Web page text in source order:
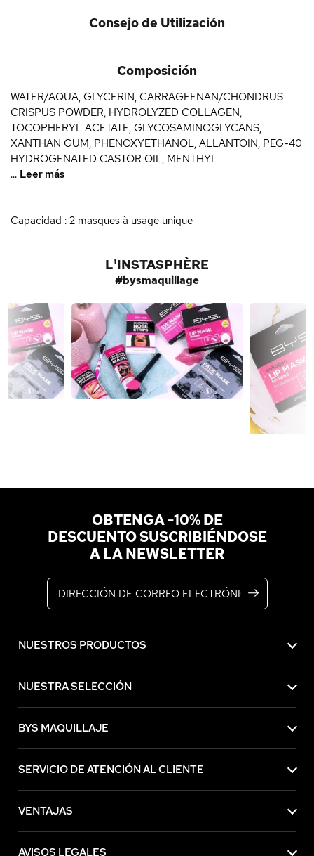
Consejo de Utilización
Composición
WATER/AQUA, GLYCERIN, CARRAGEENAN/CHONDRUS
CRISPUS POWDER, HYDROLYZED COLLAGEN,
TOCOPHERYL ACETATE, GLYCOSAMINOGLYCANS,
XANTHAN GUM, PHENOXYETHANOL, ALLANTOIN, PEG-40
HYDROGENATED CASTOR OIL, MENTHYL
... Leer más
Capacidad : 2 masques à usage unique
L'INSTASPHÈRE
#bysmaquillage
OBTENGA -10% DE
DESCUENTO SUSCRIBIÉNDOSE
A LA NEWSLETTER
NUESTROS PRODUCTOS
NUESTRA SELECCIÓN
BYS MAQUILLAJE
SERVICIO DE ATENCIÓN AL CLIENTE
VENTAJAS
AVISOS LEGALES